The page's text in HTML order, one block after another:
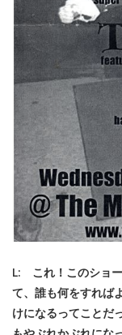
L: これ！このショ
て、誰も何をすれば
けになるってことだ